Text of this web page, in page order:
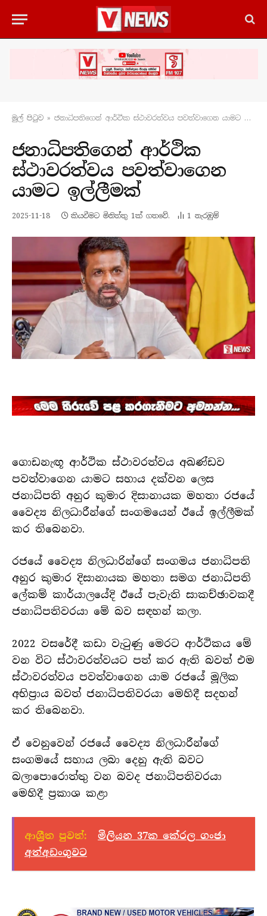
මුල් පිටු​ව » ජනාධිපතිගෙන් ආර්ථික ස්ථාවරත්වය පවත්වාගෙන යාමට ඉල්ලීමක්
ජනාධිපතිගෙන් ආර්ථික
ස්ථාවරත්වය පවත්වාගෙන
යාමට ඉල්ලීමක්
2025-11-18 කියවීමට මිනිත්තු 1ක් ගතවේ. 1 නැරඹු​ම්
ගොඩනැඟූ ආර්ථික ස්ථාවරත්වය අඛණ්ඩව
පවත්වාගෙන යාමට සහාය දක්වන ලෙස
ජනාධිපති අනුර කුමාර දිසානායක මහතා රජයේ
වෛද්‍ය නිලධාරීන්ගේ සංගමයෙන් ඊයේ ඉල්ලීමක්
කර තිබෙනවා.
රජයේ වෛද්‍ය නිලධාරින්ගේ සංගමය ජනාධිපති
අනුර කුමාර දිසානායක මහතා සමග ජනාධිපති
ලේකම් කාර්යාලයේදි ඊයේ පැවැති සාකච්ඡාවකදී
ජනාධිපතිවරයා මේ බව සඳහන් කලා.
2022 වසරේදී කඩා වැටුණු මෙරට ආර්ථිකය මේ
වන විට ස්ථාවරත්වයට පත් කර ඇති බවත් එම
ස්ථාවරත්වය පවත්වාගෙන යාම රජයේ මූලික
අභිප්‍රාය බවත් ජනාධිපතිවරයා මෙහිදී සදහන්
කර තිබෙනවා.
ඒ වෙනුවෙන් රජයේ වෛද්‍ය නිලධාරීන්ගේ
සංගමයේ සහාය ලබා දෙනු ඇති බවට
බලාපොරොත්තු වන බවද ජනාධිපතිවරයා
මෙහිදී ප්‍රකාශ කළා
ආශ්‍රීත පුවත්:
මිලියන 37ක කේරල ගංජා
අත්අඩංගුවට